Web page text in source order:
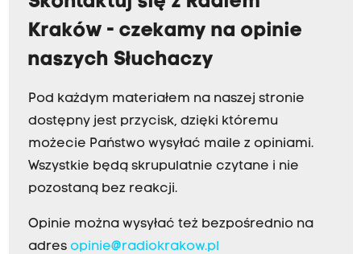
Kraków - czekamy na opinie
naszych Słuchaczy
Pod każdym materiałem na naszej stronie
dostępny jest przycisk, dzięki któremu
możecie Państwo wysyłać maile z opiniami.
Wszystkie będą skrupulatnie czytane i nie
pozostaną bez reakcji.
Opinie można wysyłać też bezpośrednio na
adres opinie@radiokrakow.pl